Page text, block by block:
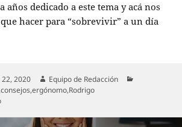
años dedicado a este tema y acá nos
hacer para “sobrevivir” a un día
22, 2020 Autor
Equipo de Redacción
,consejos,ergónomo,Rodrigo